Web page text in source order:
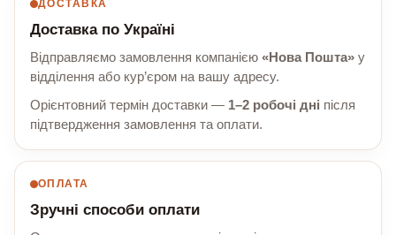
ДОСТАВКА
Доставка по Україні
Відправляємо замовлення компанією «Нова Пошта» у
відділення або кур’єром на вашу адресу.
Орієнтовний термін доставки — 1–2 робочі дні після
підтвердження замовлення та оплати.
ОПЛАТА
Зручні способи оплати